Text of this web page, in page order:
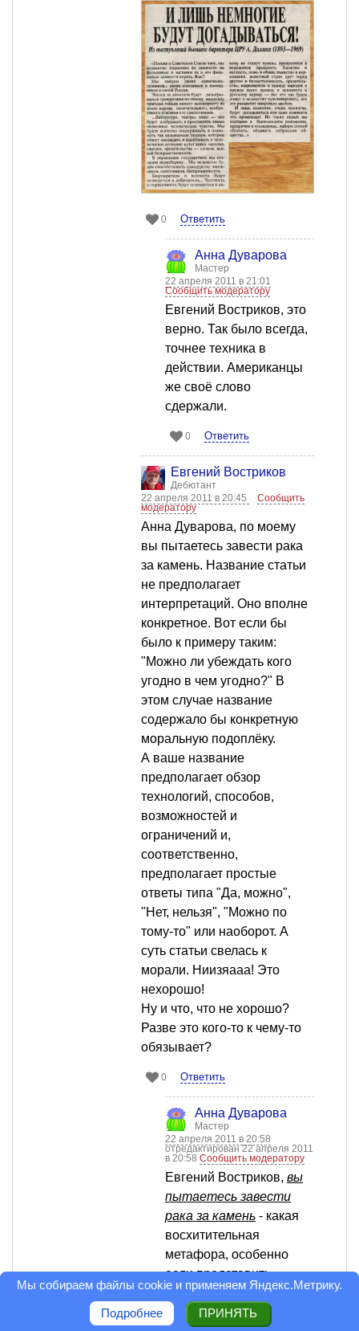
0 Ответить
Анна Дуварова
Мастер
22 апреля 2011 в 21:01
Сообщить модератору
Евгений Востриков, это
верно. Так было всегда,
точнее техника в
действии. Американцы
же своё слово
сдержали.
0 Ответить
Евгений Востриков
Дебютант
22 апреля 2011 в 20:45
Сообщить
модератору
Анна Дуварова, по моему
вы пытаетесь завести рака
за камень. Название статьи
не предполагает
интерпретаций. Оно вполне
конкретное. Вот если бы
было к примеру таким:
"Можно ли убеждать кого
угодно в чем угодно?" В
этом случае название
содержало бы конкретную
моральную подоплёку.
А ваше название
предполагает обзор
технологий, способов,
возможностей и
ограничений и,
соответственно,
предполагает простые
ответы типа "Да, можно",
"Нет, нельзя", "Можно по
тому-то" или наоборот. А
суть статьи свелась к
морали. Ниизяааа! Это
нехорошо!
Ну и что, что не хорошо?
Разве это кого-то к чему-то
обязывает?
0 Ответить
Анна Дуварова
Мастер
22 апреля 2011 в 20:58
отредактирован 22 апреля 2011
в 20:58 Сообщить модератору
Евгений Востриков, вы
пытаетесь завести
рака за камень - какая
восхитительная
метафора, особенно
если представить.
А ваше название
предполагает обзор
Мы собираем файлы cookie и применяем Яндекс.Метрику.
Подробнее ПРИНЯТЬ